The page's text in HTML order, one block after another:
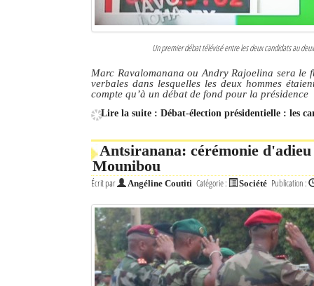
Un premier débat télévisé entre les deux candidats au
Marc Ravalomanana ou Andry Rajoelina sera le
verbales dans lesquelles les deux hommes
compte qu’à un débat de fond pour la présidence
Lire la suite : Débat-élection présidentielle : les
Antsiranana: cérémonie
Mounibou
Écrit par Angéline Coutiti Catégorie : Société Publication :